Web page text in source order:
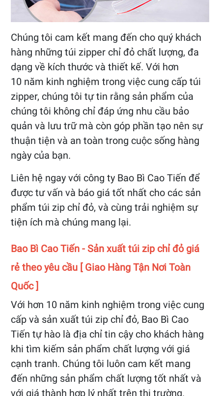
Chúng tôi cam kết mang đến cho quý khách
hàng những túi zipper chỉ đỏ chất lượng, đa
dạng về kích thước và thiết kế. Với hơn
10 năm kinh nghiệm trong việc cung cấp túi
zipper, chúng tôi tự tin rằng sản phẩm của
chúng tôi không chỉ đáp ứng nhu cầu bảo
quản và lưu trữ mà còn góp phần tạo nên sự
thuận tiện và an toàn trong cuộc sống hàng
ngày của bạn.
Liên hệ ngay với công ty Bao Bì Cao Tiến để
được tư vấn và báo giá tốt nhất cho các sản
phẩm túi zip chỉ đỏ, và cùng trải nghiệm sự
tiện ích mà chúng mang lại.
Bao Bì Cao Tiến - Sản xuất túi zip chỉ đỏ giá
rẻ theo yêu cầu [ Giao Hàng Tận Nơi Toàn
Quốc ]
Với hơn 10 năm kinh nghiệm trong việc cung
cấp và sản xuất túi zip chỉ đỏ, Bao Bì Cao
Tiến tự hào là địa chỉ tin cậy cho khách hàng
khi tìm kiếm sản phẩm chất lượng với giá
cạnh tranh. Chúng tôi luôn cam kết mang
đến những sản phẩm chất lượng tốt nhất và
với giá thành hợp lý nhất trên thị trường.